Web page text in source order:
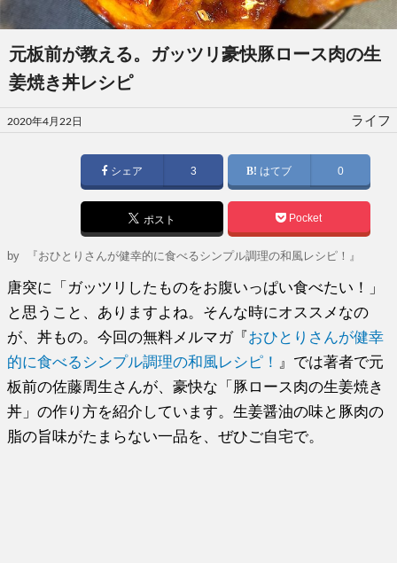
元板前が教える。ガッツリ豪快豚ロース肉の生
姜焼き丼レシピ
投
稿
2020年4月22日 ライフ
シェア 3 はてブ 0
ポスト Pocket
by 『おひとりさんが健幸的に食べるシンプル調理の和風レシピ！』
唐突に「ガッツリしたものをお腹いっぱい食べたい！」
と思うこと、ありますよね。そんな時にオススメなの
が、丼もの。今回の無料メルマガ『おひとりさんが健幸
的に食べるシンプル調理の和風レシピ！
』では著者で元
板前の佐藤周生さんが、豪快な「豚ロース肉の生姜焼き
丼」の作り方を紹介しています。生姜醤油の味と豚肉の
脂の旨味がたまらない一品を、ぜひご自宅で。